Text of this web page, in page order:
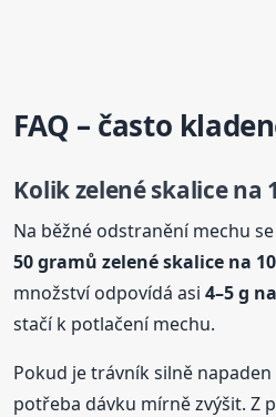
FAQ – často
Kolikzelenéskalice na
Na běžné odstranění mechu
50 gramůzelenéskalice na
množství odpovídá asi4–5 g
stačí k potlačení mechu.
Pokud je trávník silně
potřeba dávku mírně zvýšit. Z